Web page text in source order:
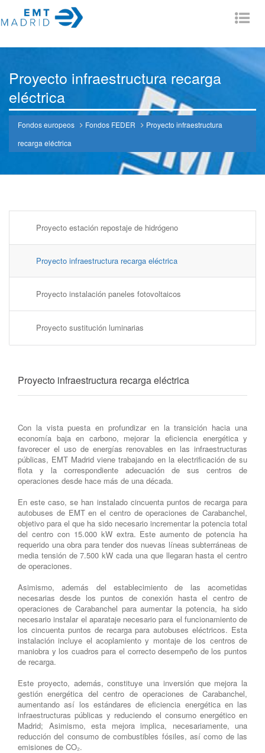
Proyecto infraestructura recarga
eléctrica
Fondos europeos Fondos FEDER
Proyecto infraestructura
recarga eléctrica
Proyecto estación repostaje de hidrógeno
Proyecto infraestructura recarga eléctrica
Proyecto instalación paneles fotovoltaicos
Proyecto sustitución luminarias
Proyecto infraestructura recarga eléctrica
Con la vista puesta en profundizar en la transición hacia una
economía baja en carbono, mejorar la eficiencia energética y
favorecer el uso de energías renovables en las infraestructuras
públicas, EMT Madrid viene trabajando en la electrificación de su
flota y la correspondiente adecuación de sus centros de
operaciones desde hace más de una década.
En este caso, se han instalado cincuenta puntos de recarga para
autobuses de EMT en el centro de operaciones de Carabanchel,
objetivo para el que ha sido necesario incrementar la potencia total
del centro con 15.000 kW extra. Este aumento de potencia ha
requerido una obra para tender dos nuevas líneas subterráneas de
media tensión de 7.500 kW cada una que llegaran hasta el centro
de operaciones.
Asimismo, además del establecimiento de las acometidas
necesarias desde los puntos de conexión hasta el centro de
operaciones de Carabanchel para aumentar la potencia, ha sido
necesario instalar el aparataje necesario para el funcionamiento de
los cincuenta puntos de recarga para autobuses eléctricos. Esta
instalación incluye el acoplamiento y montaje de los centros de
maniobra y los cuadros para el correcto desempeño de los puntos
de recarga.
Este proyecto, además, constituye una inversión que mejora la
gestión energética del centro de operaciones de Carabanchel,
aumentando así los estándares de eficiencia energética en las
infraestructuras públicas y reduciendo el consumo energético en
Madrid; Asimismo, esta mejora implica, necesariamente, una
reducción del consumo de combustibles fósiles, así como de las
emisiones de CO₂.